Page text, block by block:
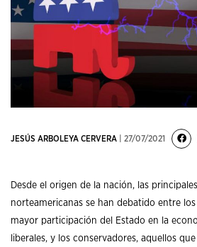
JESÚS ARBOLEYA CERVERA | 27/07/2021
Desde el origen de la nación, las
norteamericanas se han debatido entre
mayor participación del Estado en la
liberales, y los conservadores, aquellos